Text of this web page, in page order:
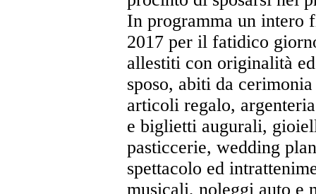
In programma un intero
2017 per il fatidico
allestiti con originalità
sposo, abiti da
articoli regalo,
e biglietti augurali,
pasticcerie, wedding
spettacolo ed
musicali, noleggi auto e